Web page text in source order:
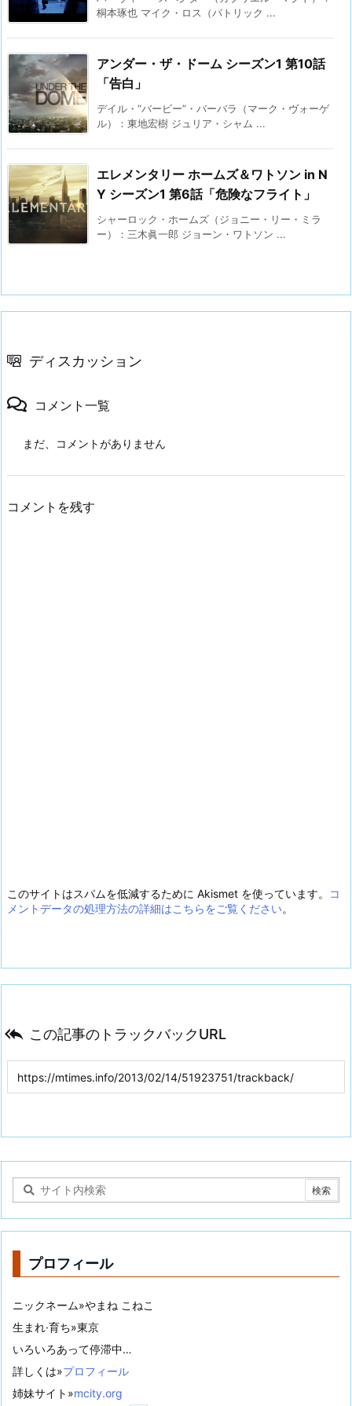
桐本琢也 マイク・ロス（パトリック ...
アンダー・ザ・ドーム シーズン1 第10話
「告白」
デイル・“バービー”・バーバラ（マーク・ヴォーゲ
ル）：東地宏樹 ジュリア・シャム ...
エレメンタリー ホームズ＆ワトソン in N
Y シーズン1 第6話「危険なフライト」
シャーロック・ホームズ（ジョニー・リー・ミラ
ー）：三木眞一郎 ジョーン・ワトソン ...
ディスカッション
コメント一覧
まだ、コメントがありません
コメントを残す
このサイトはスパムを低減するために Akismet を使っています。
コ
メントデータの処理方法の詳細はこちらをご覧ください。
 この記事のトラックバックURL
プロフィール
ニックネーム»やまね こねこ
生まれ·育ち»東京
いろいろあって停滞中…
詳しくは»プロフィール
姉妹サイト»mcity.org